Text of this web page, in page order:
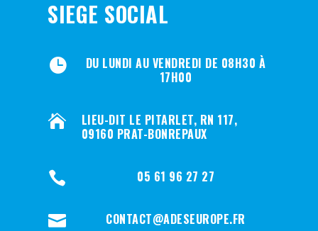
SIEGE SOCIAL

DU LUNDI AU VENDREDI DE 08H30 À
17H00

LIEU-DIT LE PITARLET, RN 117,
09160 PRAT-BONREPAUX
 05 61 96 27 27
 CONTACT@ADESEUROPE.FR